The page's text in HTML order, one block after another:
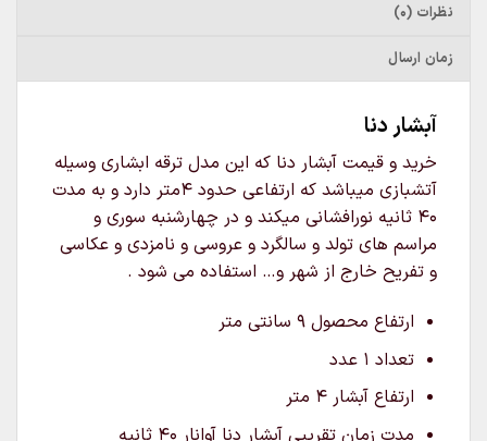
نظرات (0)
زمان ارسال
آبشار دنا
خرید و قیمت آبشار دنا که این مدل ترقه ابشاری وسیله
آتشبازی میباشد که ارتفاعی حدود 4متر دارد و به مدت
40 ثانیه نورافشانی میکند و در چهارشنبه سوری و
مراسم های تولد و سالگرد و عروسی و نامزدی و عکاسی
و تفریح خارج از شهر و… استفاده می شود .
ارتفاع محصول ۹ سانتی متر
تعداد ۱ عدد
ارتفاع آبشار ۴ متر
مدت زمان تقریبی آبشار دنا آوانار ۴۰ ثانیه